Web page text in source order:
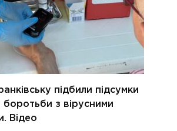
підбили підсумки
боротьби з вірусними
Відео